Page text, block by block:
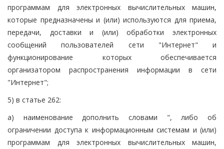
программам для электронных вычислительных машин,
которые предназначены и (или) используются для приема,
передачи, доставки и (или) обработки электронных
сообщений пользователей сети "Интернет" и
функционирование которых обеспечивается
организатором распространения информации в сети
"Интернет";
5) в статье 262:
а) наименование дополнить словами ", либо об
ограничении доступа к информационным системам и (или)
программам для электронных вычислительных машин,